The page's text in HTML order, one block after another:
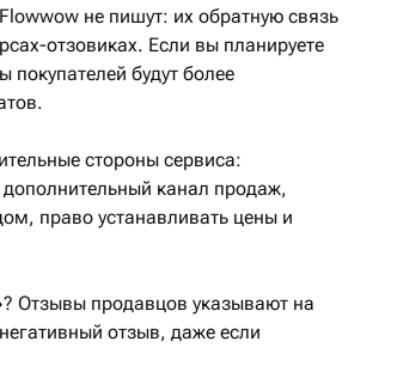
не пишут: их обратную связь
отзовиках. Если вы планируете
будут более
стороны сервиса:
канал продаж,
право устанавливать цены и
Отзывы продавцов указывают на
отзыв, даже если